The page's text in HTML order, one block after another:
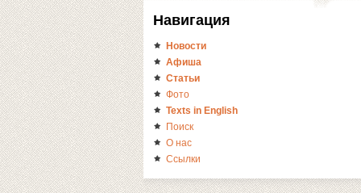
Навигация
Новости
Афиша
Статьи
Фото
Texts in English
Поиск
О нас
Ссылки